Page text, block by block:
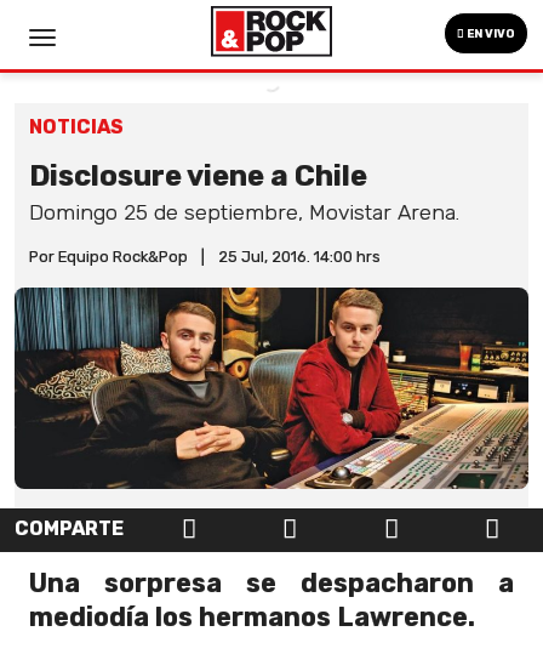
EN VIVO
NOTICIAS
Disclosure viene a Chile
Domingo 25 de septiembre, Movistar Arena.
Por Equipo Rock&Pop 25 Jul, 2016. 14:00 hrs
COMPARTE
Una sorpresa se despacharon a
mediodía los hermanos Lawrence.